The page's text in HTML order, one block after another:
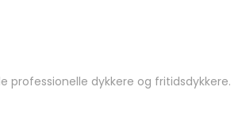
dykkere og fritidsdykkere.